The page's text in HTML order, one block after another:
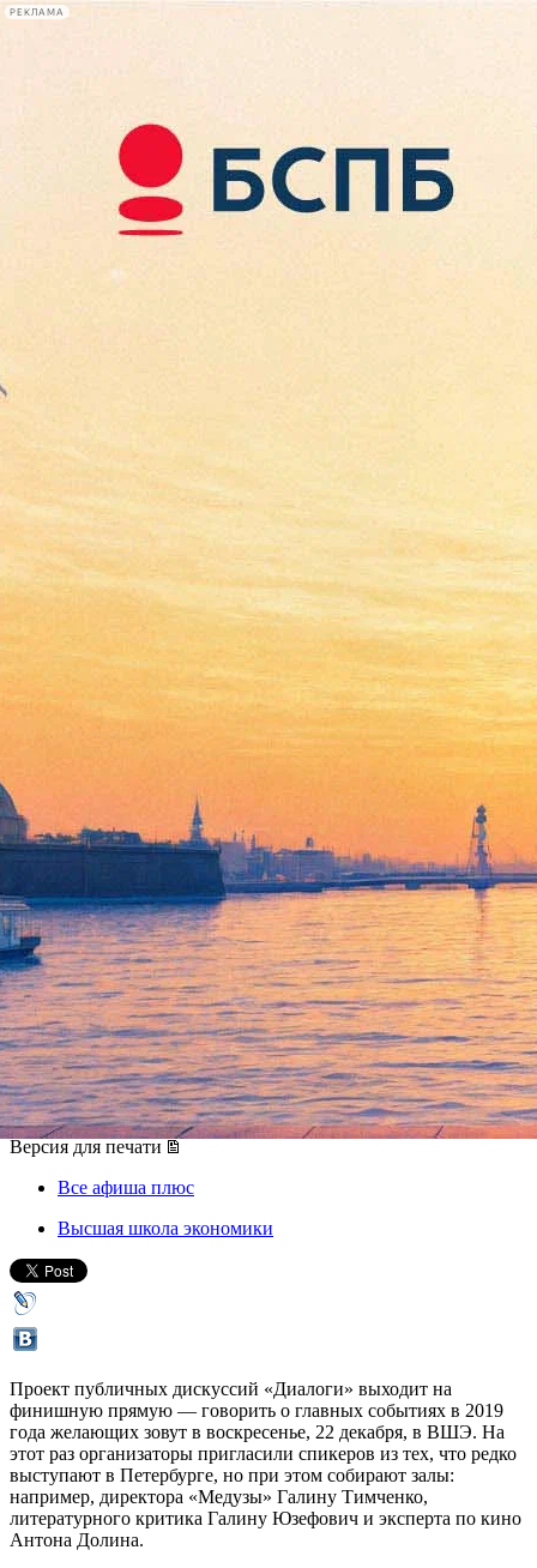
РЕКЛАМА
Сегодня:
2026.08.08
10:14
Афиша Plus
Юзефович, Долин, Тимченко,
Уминский подведут итоги
года на «Диалогах»
22 декабря 2019, воскресенье,15.00
Версия для печати
Все афиша плюс
Высшая школа экономики
Проект публичных дискуссий «Диалоги» выходит на
финишную прямую — говорить о главных событиях в 2019
года желающих зовут в воскресенье, 22 декабря, в ВШЭ. На
этот раз организаторы пригласили спикеров из тех, что редко
выступают в Петербурге, но при этом собирают залы:
например, директора «Медузы» Галину Тимченко,
литературного критика Галину Юзефович и эксперта по кино
Антона Долина.